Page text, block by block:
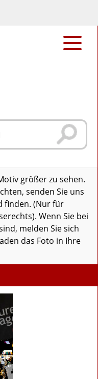
größer zu sehen.
senden Sie uns
finden. (Nur für
Wenn Sie bei
melden Sie sich
das Foto in Ihre